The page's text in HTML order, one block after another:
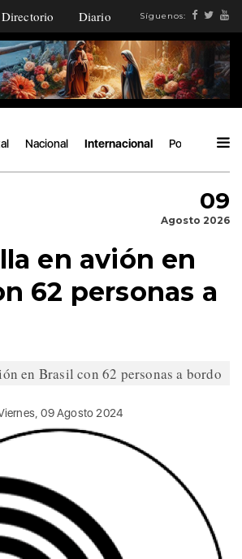
Directorio Diario Síguenos:
Nacional Internacional Política
09
Agosto 2026
en avión en
62 personas a
09 Agosto 2024